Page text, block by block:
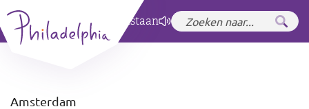
Zet hoog contrastaan
Amsterdam